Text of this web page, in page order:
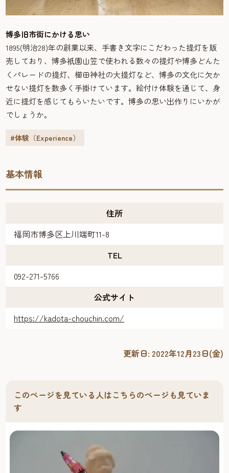
博多旧市街にかける思い
1895(明治28)年の創業以来、手書き文字にこだわった提灯を販
売しており、博多祇園山笠で使われる数々の提灯や博多どんた
くパレードの提灯、櫛田神社の大提灯など、博多の文化に欠か
せない提灯を数多く手掛けています。絵付け体験を通じて、身
近に提灯を感じてもらいたいです。博多の思い出作りにいかが
でしょうか。
#体験（Experience）
基本情報
住所
福岡市博多区上川端町11-8
TEL
092-271-5766
公式サイト
https://kadota-chouchin.com/
更新日: 2022年12月23日(金)
このページを見ている人はこちらのページも見ていま
す